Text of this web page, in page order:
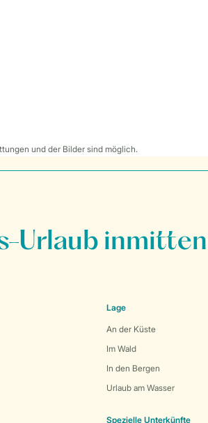
und der Bilder sind möglich.
Urlaub
Lage
An der Küste
Im Wald
In den Bergen
Urlaub am Wasser
Spezielle Unterkünfte